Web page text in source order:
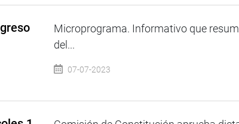
Microprograma. Informativo que
del...
07-07-2023